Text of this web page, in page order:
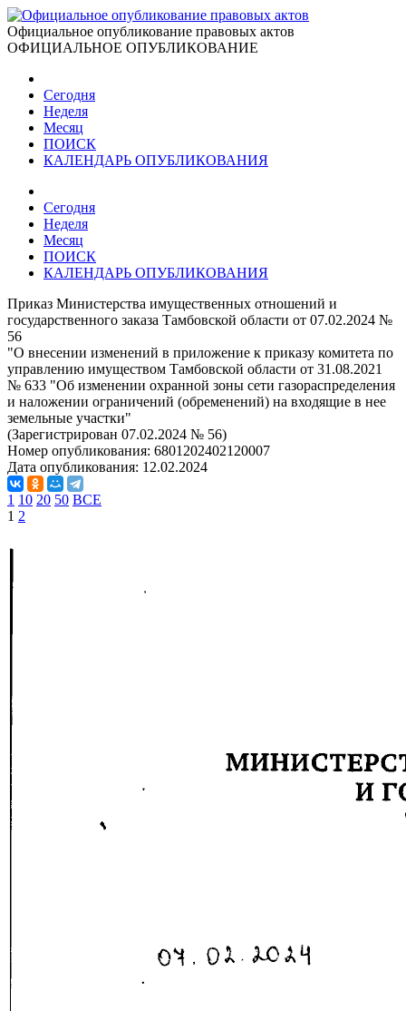
Официальное опубликование правовых актов
ОФИЦИАЛЬНОЕ ОПУБЛИКОВАНИЕ
Сегодня
Неделя
Месяц
ПОИСК
КАЛЕНДАРЬ ОПУБЛИКОВАНИЯ
Сегодня
Неделя
Месяц
ПОИСК
КАЛЕНДАРЬ ОПУБЛИКОВАНИЯ
Приказ Министерства имущественных отношений и
государственного заказа Тамбовской области от 07.02.2024 №
56
"О внесении изменений в приложение к приказу комитета по
управлению имуществом Тамбовской области от 31.08.2021
№ 633 "Об изменении охранной зоны сети газораспределения
и наложении ограничений (обременений) на входящие в нее
земельные участки"
(Зарегистрирован 07.02.2024 № 56)
Номер опубликования: 6801202402120007
Дата опубликования: 12.02.2024
1 10 20 50 ВСЕ
1 2